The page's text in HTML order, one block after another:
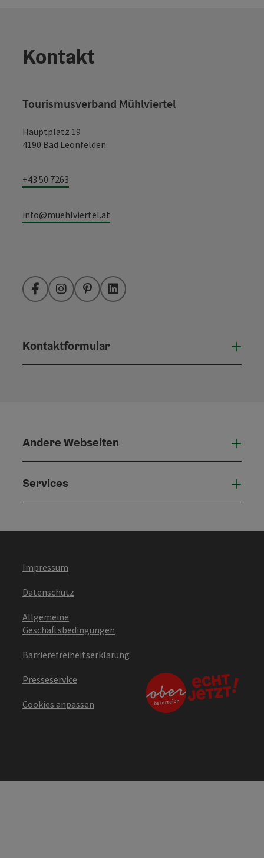
Kontakt
Tourismusverband Mühlviertel
Hauptplatz 19
4190 Bad Leonfelden
+43 50 7263
info@muehlviertel.at
FacebookInstagramPinterestLinkedIn
Kontaktformular
Andere Webseiten
Services
Impressum
Datenschutz
Allgemeine
Geschäftsbedingungen
Barrierefreiheitserklärung
Presseservice
Cookies anpassen